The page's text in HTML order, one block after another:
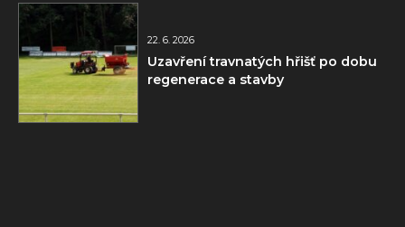
22. 6. 2026
Uzavření travnatých hřišť po dobu
regenerace a stavby